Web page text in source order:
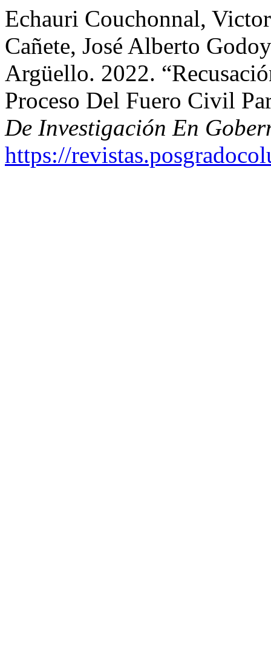
Echauri Couchonnal,
Cañete, José Alberto
Argüello. 2022.
Proceso Del Fuero Civil
De Investigación En
https://